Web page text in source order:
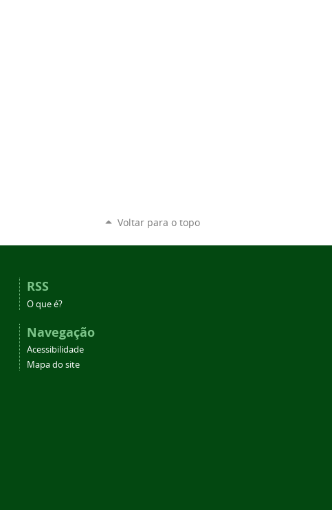
Voltar para o topo
RSS
O que é?
Navegação
Acessibilidade
Mapa do site